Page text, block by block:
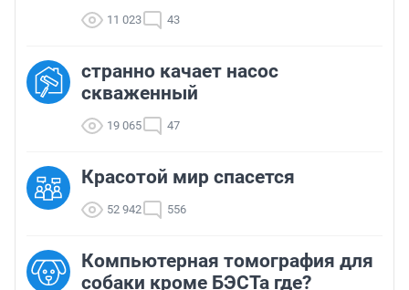
11 023 43
странно качает насос
скваженный
19 065 47
Красотой мир спасется
52 942 556
Компьютерная томография для
собаки кроме БЭСТа где?